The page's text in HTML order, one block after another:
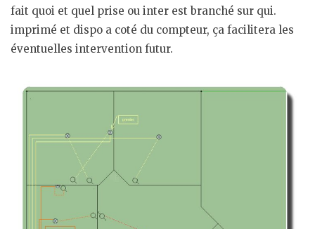
fait quoi et quel prise ou inter est branché sur qui.
imprimé et dispo a coté du compteur, ça facilitera les
éventuelles intervention futur.